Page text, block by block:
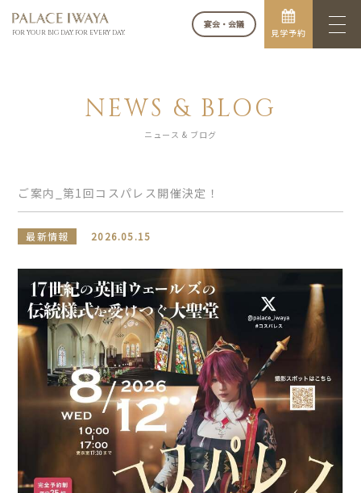
FOR YOUR BIG DAY. FOR EVERY DAY.
宴会・会議
見学予約
NEWS & BLOG
ニュース & ブログ
ご案内_第1回コスパレス開催決定！
最新情報 2026.05.15